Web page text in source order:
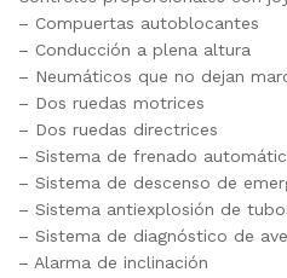
– Compuertas autoblocantes
– Conducción a plena altura
– Neumáticos que no dejan
– Dos ruedas motrices
– Dos ruedas directrices
– Sistema de frenado
– Sistema de descenso de
– Sistema antiexplosión de
– Sistema de diagnóstico de
– Alarma de inclinación